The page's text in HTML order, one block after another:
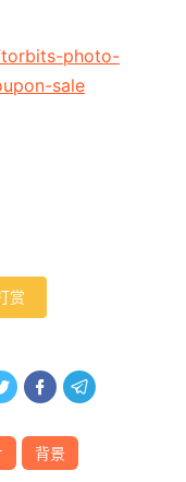
photo-
sale
赏
 
背景